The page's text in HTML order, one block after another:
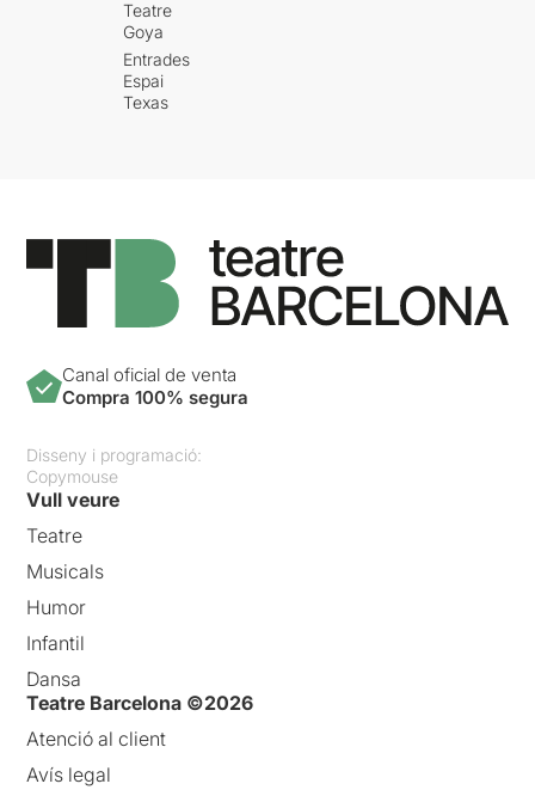
Teatre
Goya
Entrades
Espai
Texas
Canal oficial de venta
Compra 100% segura
Disseny i programació:
Copymouse
Vull veure
Teatre
Musicals
Humor
Infantil
Dansa
Teatre Barcelona ©2026
Atenció al client
Avís legal